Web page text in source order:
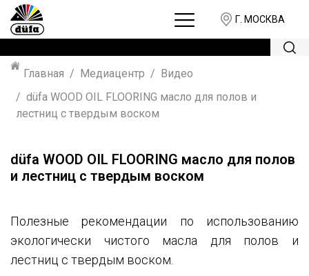
Г. МОСКВА
Главная Медиацентр
Видео
düfa WOOD OIL FLOORING масло для полов и
лестниц с твердым воском
düfa WOOD OIL FLOORING масло для полов
и лестниц с твердым воском
Полезные рекомендации по использованию
экологически чистого масла для полов и
лестниц с твердым воском.